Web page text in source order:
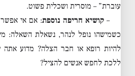
עוברת” – מוסרית ושכלית פשוט.
–קושיא חריפה נוספת: אם אי אפשר
כשמישהו נופל לנהר, נשאלת השאלה:
להיות רופא או חבר הצלה? מדוע
ללכת לחפש אנשים להציל?